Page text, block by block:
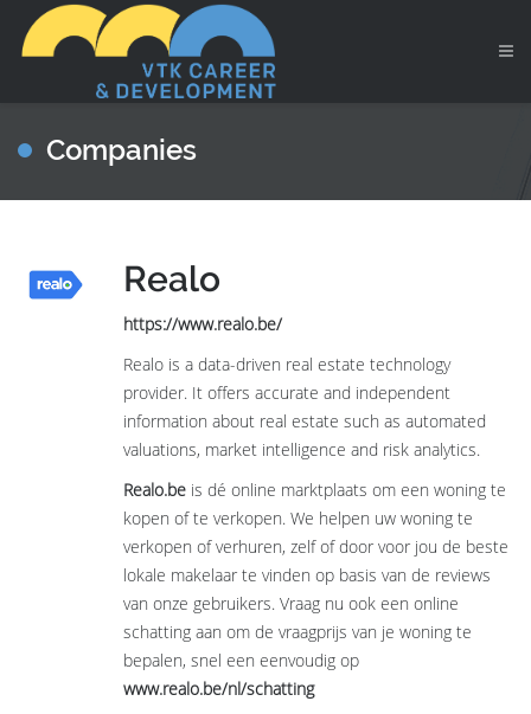
Companies
Realo
https://www.realo.be/
Realo is a data-driven real estate technology
provider. It offers accurate and independent
information about real estate such as automated
valuations, market intelligence and risk analytics.
Realo.beis dé online marktplaats om een woning te
kopen of te verkopen. We helpen uw woning te
verkopen of verhuren, zelf of door voor jou de beste
lokale makelaar te vinden op basis van de reviews
van onze gebruikers. Vraag nu ook een online
schatting aan om de vraagprijs van je woning te
bepalen, snel een eenvoudig op
www.realo.be/nl/schatting